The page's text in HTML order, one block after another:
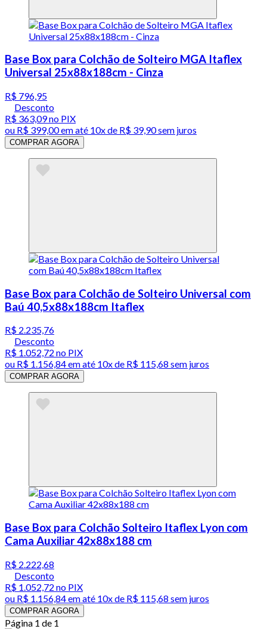
Base Box para Colchão de Solteiro MGA Itaflex
Universal 25x88x188cm - Cinza
R$ 796,95
Desconto
R$ 363,09no PIX
ou R$ 399,00em até 10x de R$ 39,90 sem juros
COMPRAR AGORA
Base Box para Colchão de Solteiro Universal com
Baú 40,5x88x188cm Itaflex
R$ 2.235,76
Desconto
R$ 1.052,72 no PIX
ou R$ 1.156,84em até 10x de R$ 115,68 sem juros
COMPRAR AGORA
Base Box para Colchão Solteiro Itaflex Lyon com
Cama Auxiliar 42x88x188 cm
R$ 2.222,68
Desconto
R$ 1.052,72 no PIX
ou R$ 1.156,84em até 10x de R$ 115,68 sem juros
COMPRAR AGORA
Página 1 de 1